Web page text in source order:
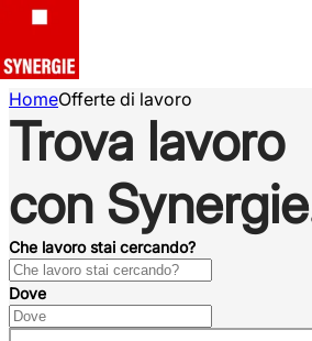
HomeOfferte di lavoro
Trova lavoro
con
Che lavoro stai cercando?
Dove